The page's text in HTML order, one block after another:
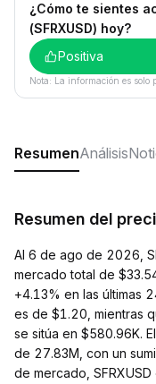
¿Cómo te sientes
(SFRXUSD) hoy?
Positiva
Nota: La información es solo
ResumenAnálisis
Resumen del
Al 6 de ago de 2026,
mercado total de
+4.13% en las últimas
es de $1.20, mientras
se sitúa en $580.96K.
de 27.83M, con un
de mercado,